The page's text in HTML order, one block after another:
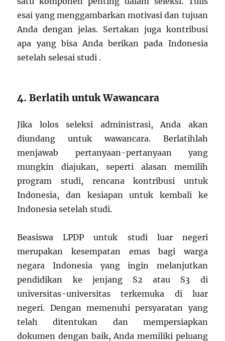
esai yang menggambarkan motivasi dan tujuan
Anda dengan jelas. Sertakan juga kontribusi
apa yang bisa Anda berikan pada Indonesia
setelah selesai studi .
4. Berlatih untuk Wawancara
Jika lolos seleksi administrasi, Anda akan
diundang untuk wawancara. Berlatihlah
menjawab pertanyaan-pertanyaan yang
mungkin diajukan, seperti alasan memilih
program studi, rencana kontribusi untuk
Indonesia, dan kesiapan untuk kembali ke
Indonesia setelah studi.
Beasiswa LPDP untuk studi luar negeri
merupakan kesempatan emas bagi warga
negara Indonesia yang ingin melanjutkan
pendidikan ke jenjang S2 atau S3 di
universitas-universitas terkemuka di luar
negeri. Dengan memenuhi persyaratan yang
telah ditentukan dan mempersiapkan
dokumen dengan baik, Anda memiliki peluang